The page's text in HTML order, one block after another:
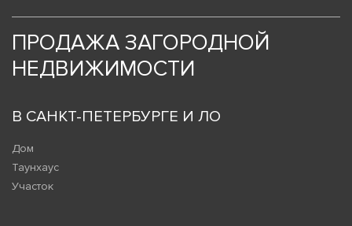
ПРОДАЖА ЗАГОРОДНОЙ
НЕДВИЖИМОСТИ
В САНКТ-ПЕТЕРБУРГЕ И ЛО
Дом
Таунхаус
Участок